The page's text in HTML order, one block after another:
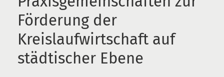
Förderung der
Kreislaufwirtschaft auf
städtischer Ebene